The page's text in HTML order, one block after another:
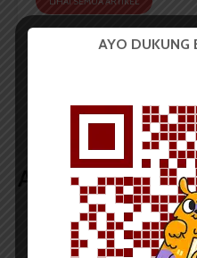
Luar Negeri
Artikel terkait lain
BERITA KAMPUS
AYO DUKUNG